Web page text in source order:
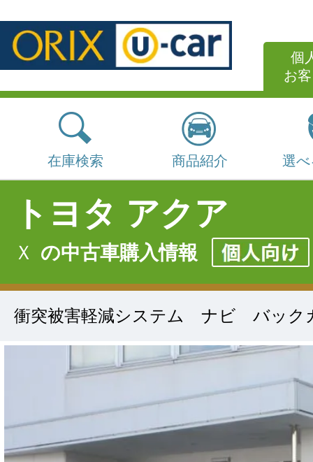
個
お
在庫検索 商品紹介 選
トヨタ アクア
Ｘ の中古車購入情報
衝突被害軽減システム ナビ バック